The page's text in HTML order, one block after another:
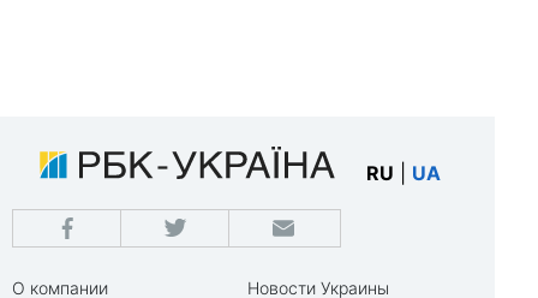
RU UA
О компании
Новости Украины